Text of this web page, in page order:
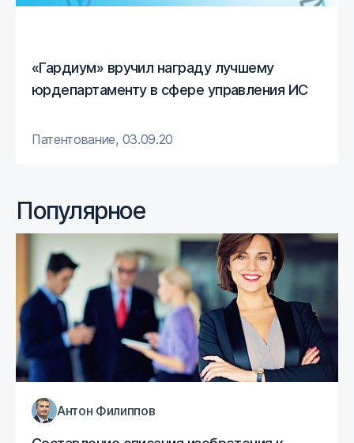
«Гардиум» вручил награду лучшему
юрдепартаменту в сфере управления ИС
Патентование, 03.09.20
Популярное
Антон Филиппов